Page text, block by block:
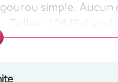
simple. Aucun
Tailles : 104 (3-4 ans),
152 (11-12 ans)